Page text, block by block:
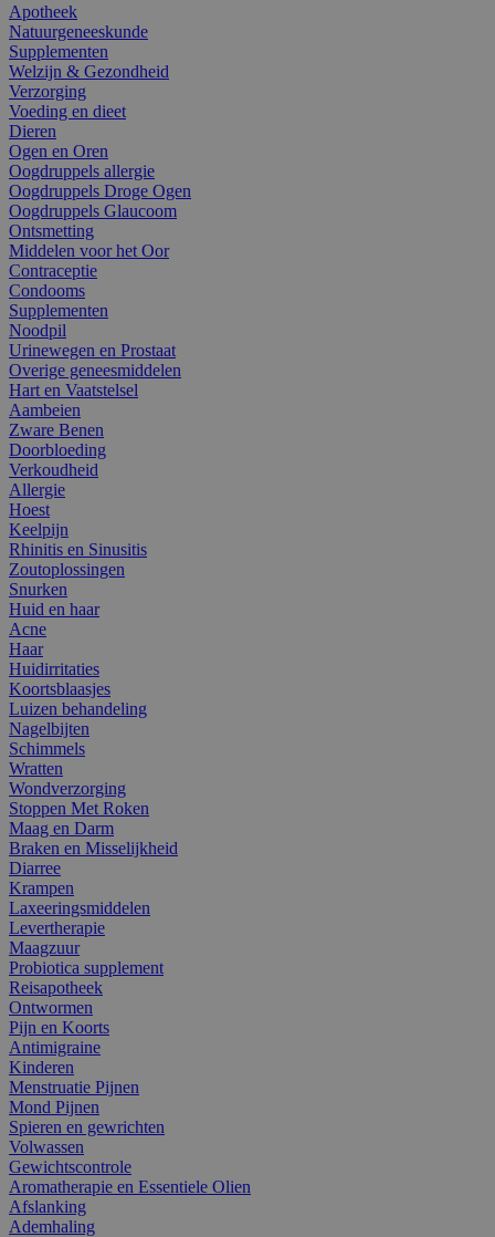
Apotheek
Natuurgeneeskunde
Supplementen
Welzijn & Gezondheid
Verzorging
Voeding en dieet
Dieren
Ogen en Oren
Oogdruppels allergie
Oogdruppels Droge Ogen
Oogdruppels Glaucoom
Ontsmetting
Middelen voor het Oor
Contraceptie
Condooms
Supplementen
Noodpil
Urinewegen en Prostaat
Overige geneesmiddelen
Hart en Vaatstelsel
Aambeien
Zware Benen
Doorbloeding
Verkoudheid
Allergie
Hoest
Keelpijn
Rhinitis en Sinusitis
Zoutoplossingen
Snurken
Huid en haar
Acne
Haar
Huidirritaties
Koortsblaasjes
Luizen behandeling
Nagelbijten
Schimmels
Wratten
Wondverzorging
Stoppen Met Roken
Maag en Darm
Braken en Misselijkheid
Diarree
Krampen
Laxeeringsmiddelen
Levertherapie
Maagzuur
Probiotica supplement
Reisapotheek
Ontwormen
Pijn en Koorts
Antimigraine
Kinderen
Menstruatie Pijnen
Mond Pijnen
Spieren en gewrichten
Volwassen
Gewichtscontrole
Aromatherapie en Essentiele Olien
Afslanking
Ademhaling